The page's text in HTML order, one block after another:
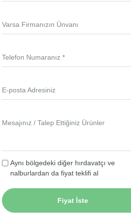
Varsa Firmanızın Ünvanı
Telefon Numaranız *
E-posta Adresiniz
Mesajınız / Talep Ettiğiniz Ürünler
Aynı bölgedeki diğer hırdavatçı ve
nalburlardan da fiyat teklifi al
Fiyat İste